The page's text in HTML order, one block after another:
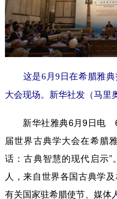
中央文件
食品 人居
学术中国 乡村振兴
彩票 娱乐
北京 天津
这是6月9日在希腊雅典
大会现场。新华社发（马里
新华社雅典6月9日电 6
届世界古典学大会在希腊
话：古典智慧的现代启示
人，来自世界各国古典学
有关国家驻希腊使节、媒体